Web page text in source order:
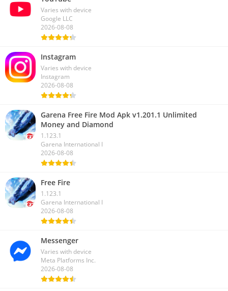
Varies with device
Google LLC
2026-08-08
Instagram
Varies with device
Instagram
2026-08-08
Garena Free Fire Mod Apk v1.201.1 Unlimited
Money and Diamond
1.123.1
Garena International I
2026-08-08
Free Fire
1.123.1
Garena International I
2026-08-08
Messenger
Varies with device
Meta Platforms Inc.
2026-08-08